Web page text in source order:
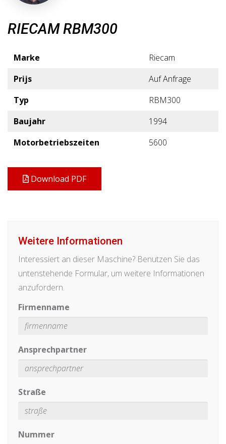
RIECAM RBM300
Marke
Riecam
Prijs
Auf Anfrage
Typ
RBM300
Baujahr
1994
Motorbetriebszeiten
5600
Download PDF
Weitere Informationen
Interessiert an dieser Maschine? Benutzen Sie das
untenstehende Formular, um weitere Informationen
anzufordern.
Firmenname
Ansprechpartner
Straße
Nummer